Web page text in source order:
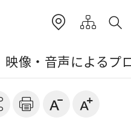
映像・音声によるプ